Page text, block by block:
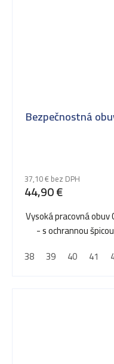
Bezpečnostná
37,10 € bez DPH
44,90 €
Vysoká pracovná obuv
- s ochrannou
38
39 40 41